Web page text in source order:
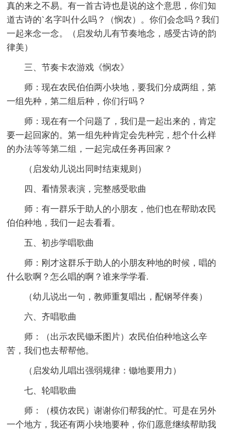
真的来之不易。有一首古诗也是说的这个意思，你们知
道古诗的`名字叫什么吗？（悯农）。你们会念吗？我们
一起来念一念。（启发幼儿有节奏地念，感受古诗的韵
律美）
三、节奏卡农游戏《悯农》
师：现在农民伯伯两小块地，要我们分成两组，第
一组先种，第二组后种，你们行吗？
师：现在有一个问题了，我们是一起出来的，肯定
要一起回家的。第一组先种肯定会先种完，想个什么样
的办法等等第二组，一起完成任务再回家？
（启发幼儿说出同时结束规则）
四、看情景表演，完整感受歌曲
师：有一群乐于助人的小朋友，他们也在帮助农民
伯伯种地，我们一起去看看。
五、初步学唱歌曲
师：刚才这群乐于助人的小朋友种地的时候，唱的
什么歌啊？怎么唱的啊？谁来学学看.
（幼儿说出一句，教师重复唱出，配钢琴伴奏）
六、齐唱歌曲
师：（出示农民锄禾图片）农民伯伯种地这么辛
苦，我们也去帮帮他。
（启发幼儿唱出强弱规律：锄地要用力）
七、轮唱歌曲
师：（模仿农民）谢谢你们帮我的忙。可是在另外
一个地方，我还有两小块地要种，你们愿意继续帮助我